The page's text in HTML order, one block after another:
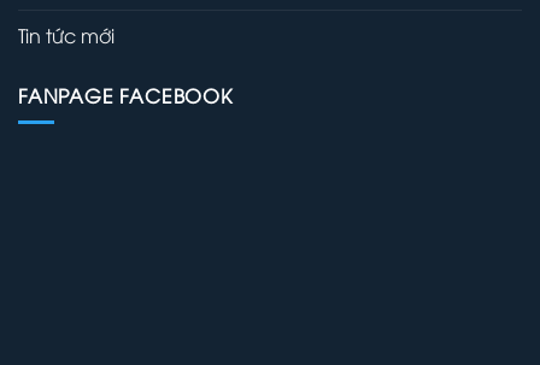
Tin tức mới
FANPAGE FACEBOOK